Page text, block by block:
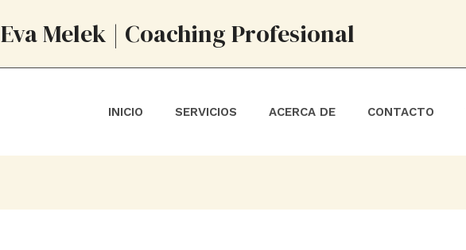
Eva Melek | Coaching Profesional
INICIO SERVICIOS ACERCA DE CONTACTO